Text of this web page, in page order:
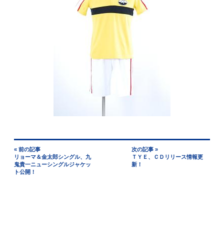
« 前の記事
リョーマ＆金太郎シングル、九
鬼貴一ニューシングルジャケッ
ト公開！
次の記事 »
ＴＹＥ、ＣＤリリース情報更
新！